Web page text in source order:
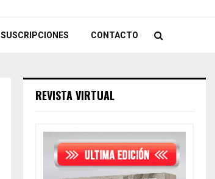
SUSCRIPCIONES CONTACTO
REVISTA VIRTUAL